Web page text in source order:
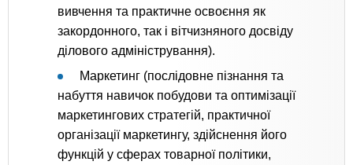
вивчення та практичне освоєння як
закордонного, так і вітчизняного досвіду
ділового адміністрування).
Маркетинг (послідовне пізнання та
набуття навичок побудови та оптимізації
маркетингових стратегій, практичної
організації маркетингу, здійснення його
функцій у сферах товарної політики,